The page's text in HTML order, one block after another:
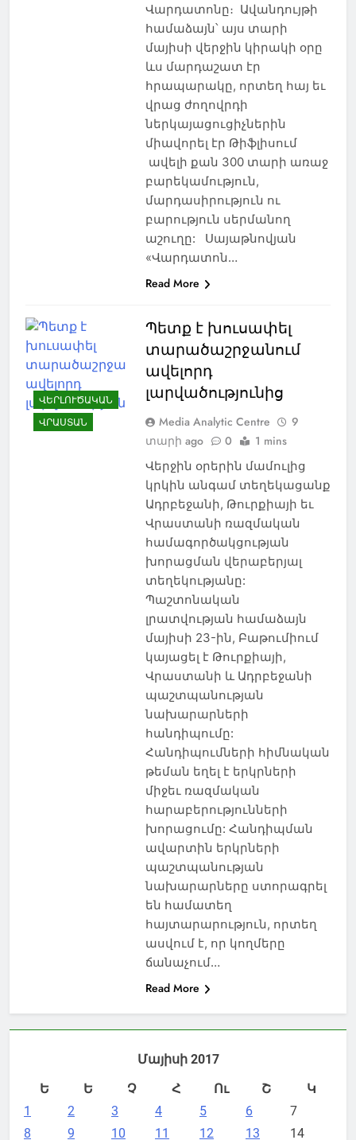
Վարդատոնը։ Ավանդույթի
համաձայն՝ այս տարի
մայիսի վերջին կիրակի օրը
ևս մարդաշատ էր
հրապարակը, որտեղ հայ եւ
վրաց ժողովրդի
ներկայացուցիչներին
միավորել էր Թիֆլիսում
ավելի քան 300 տարի առաջ
բարեկամություն,
մարդասիրություն ու
բարություն սերմանող
աշուղը: Սայաթնովյան
«Վարդատոն…
Read More
ՎԵՐԼՈՒԾԱԿԱՆ
ՎՐԱՍՏԱՆ
Պետք է խուսափել
տարածաշրջանում
ավելորդ
լարվածությունից
Media Analytic Centre
9
տարի ago
0 1 mins
Վերջին օրերին մամուլից
կրկին անգամ տեղեկացանք
Ադրբեջանի, Թուրքիայի եւ
Վրաստանի ռազմական
համագործակցության
խորացման վերաբերյալ
տեղեկությանը:
Պաշտոնական
լրատվության համաձայն
մայիսի 23-ին, Բաթումիում
կայացել է Թուրքիայի,
Վրաստանի և Ադրբեջանի
պաշտպանության
նախարարների
հանդիպումը:
Հանդիպումների հիմնական
թեման եղել է երկրների
միջեւ ռազմական
հարաբերությունների
խորացումը: Հանդիպման
ավարտին երկրների
պաշտպանության
նախարարները ստորագրել
են համատեղ
հայտարարություն, որտեղ
ասվում է, որ կողմերը
ճանաչում…
Read More
Մայիսի 2017
Ե
Ե Չ Հ Ու Շ
Կ
1
2 3 4 5 6
7
8
9 10 11 12 13 14